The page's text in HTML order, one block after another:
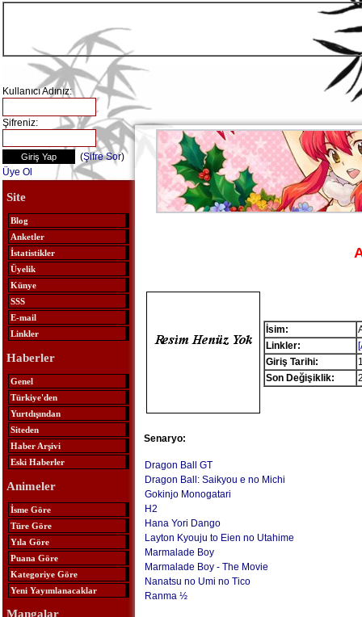
Kullanıcı Adınız:
Şifreniz:
(Şifre Sor)
Üye Ol
Site
Blog
Anketler
İstatistikler
Üyelik
Künye
SSS
E-mail
Linkler
Haberler
Genel
Türkiye'den
Yurtdışından
Siteden
Haber Arşivi
Eski Haberler
Animeler
İsme Göre
Türe Göre
Yıla Göre
Puana Göre
Kategoriye Göre
Yeni Yayımlanacaklar
Mangalar
İsim:
Linkler:
Giriş Tarihi:
Son Değişiklik:
Senaryo:
Dragon Ball GT
Dragon Ball: Saikyou e no Michi
Gokinjo Monogatari
H2
Hana Yori Dango
Layton Kyouju to Eien no Utahime
Marmalade Boy
Marmalade Boy - The Movie
Nanatsu no Umi no Tico
Ranma ½